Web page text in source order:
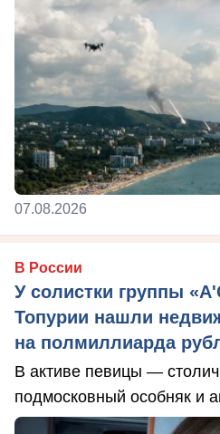
07.08.2026
В России
У солистки группы
Топурии нашли
на полмиллиарда
В активе певицы —
подмосковный особняк и